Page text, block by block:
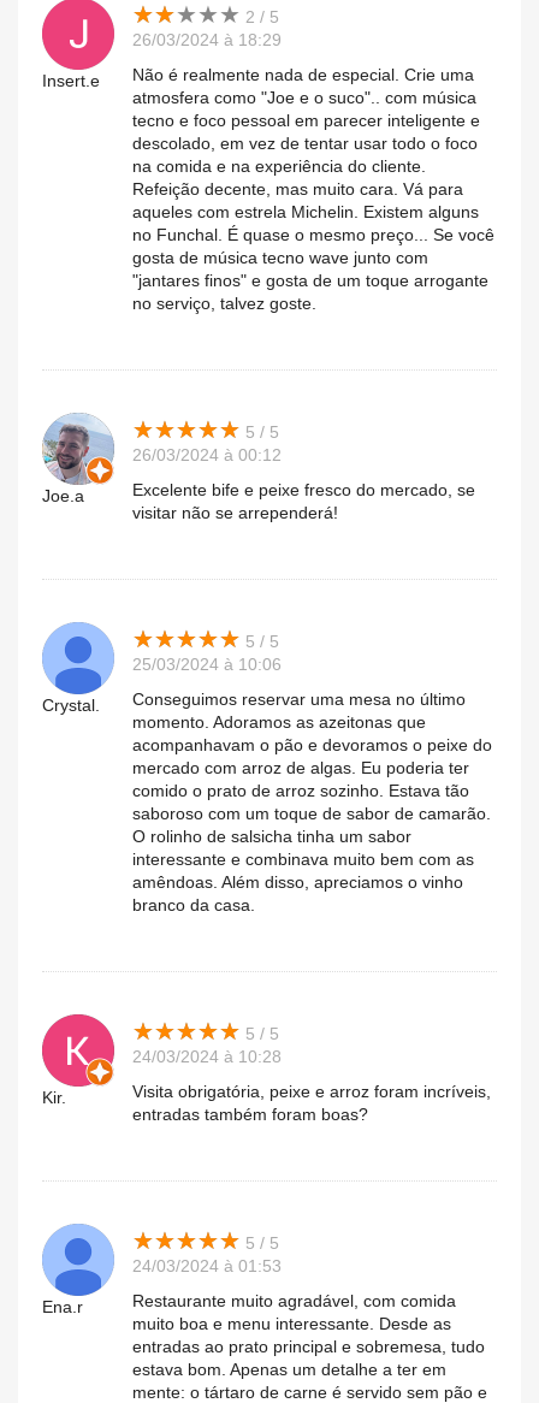
Insert.e
★★★★★
★★★★★ 2 / 5
26/03/2024 à 18:29
Não é realmente nada de especial. Crie uma
atmosfera como "Joe e o suco".. com música
tecno e foco pessoal em parecer inteligente e
descolado, em vez de tentar usar todo o foco
na comida e na experiência do cliente.
Refeição decente, mas muito cara. Vá para
aqueles com estrela Michelin. Existem alguns
no Funchal. É quase o mesmo preço... Se você
gosta de música tecno wave junto com
"jantares finos" e gosta de um toque arrogante
no serviço, talvez goste.
Joe.a
★★★★★
★★★★★ 5 / 5
26/03/2024 à 00:12
Excelente bife e peixe fresco do mercado, se
visitar não se arrependerá!
Crystal.
★★★★★
★★★★★ 5 / 5
25/03/2024 à 10:06
Conseguimos reservar uma mesa no último
momento. Adoramos as azeitonas que
acompanhavam o pão e devoramos o peixe do
mercado com arroz de algas. Eu poderia ter
comido o prato de arroz sozinho. Estava tão
saboroso com um toque de sabor de camarão.
O rolinho de salsicha tinha um sabor
interessante e combinava muito bem com as
amêndoas. Além disso, apreciamos o vinho
branco da casa.
Kir.
★★★★★
★★★★★ 5 / 5
24/03/2024 à 10:28
Visita obrigatória, peixe e arroz foram incríveis,
entradas também foram boas?
Ena.r
★★★★★
★★★★★ 5 / 5
24/03/2024 à 01:53
Restaurante muito agradável, com comida
muito boa e menu interessante. Desde as
entradas ao prato principal e sobremesa, tudo
estava bom. Apenas um detalhe a ter em
mente: o tártaro de carne é servido sem pão e